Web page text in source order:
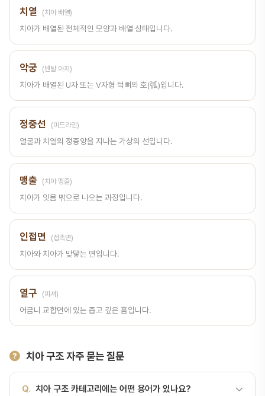
치열 (치아 배열)
치아가 배열된 전체적인 모양과 배열 상태입니다.
악궁 (덴탈 아치)
치아가 배열된 U자 또는 V자형 턱뼈의 호(弧)입니다.
정중선 (미드라인)
얼굴과 치열의 정중앙을 지나는 가상의 선입니다.
맹출 (치아 맹출)
치아가 잇몸 밖으로 나오는 과정입니다.
인접면 (접촉면)
치아와 치아가 맞닿는 면입니다.
열구 (피셔)
어금니 교합면에 있는 좁고 깊은 홈입니다.
치아 구조 자주 묻는 질문
Q. 치아 구조 카테고리에는 어떤 용어가 있나요?